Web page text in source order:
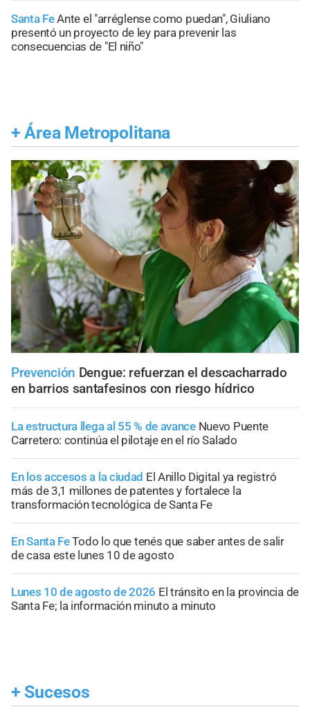
Santa FeAnte el "arréglense como puedan", Giuliano
presentó un proyecto de ley para prevenir las
consecuencias de "El niño"
+ Área Metropolitana
Prevención Dengue: refuerzan el descacharrado
en barrios santafesinos con riesgo hídrico
La estructura llega al 55 % de avance Nuevo Puente
Carretero: continúa el pilotaje en el río Salado
En los accesos a la ciudad El Anillo Digital ya registró
más de 3,1 millones de patentes y fortalece la
transformación tecnológica de Santa Fe
En Santa FeTodo lo que tenés que saber antes de salir
de casa este lunes 10 de agosto
Lunes 10 de agosto de 2026 El tránsito en la provincia de
Santa Fe; la información minuto a minuto
+ Sucesos